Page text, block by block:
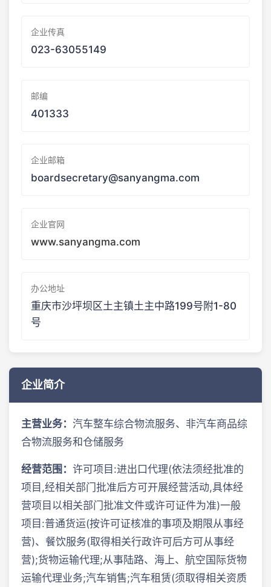
企业传真
023-63055149
邮编
401333
企业邮箱
boardsecretary@sanyangma.com
企业官网
www.sanyangma.com
办公地址
重庆市沙坪坝区土主镇土主中路199号附1-80
号
企业简介
主营业务： 汽车整车综合物流服务、非汽车商品综
合物流服务和仓储服务
经营范围： 许可项目:进出口代理(依法须经批准的
项目,经相关部门批准后方可开展经营活动,具体经
营项目以相关部门批准文件或许可证件为准)一般
项目:普通货运(按许可证核准的事项及期限从事经
营)、餐饮服务(取得相关行政许可后方可从事经
营);货物运输代理;从事陆路、海上、航空国际货物
运输代理业务;汽车销售;汽车租赁(须取得相关资质